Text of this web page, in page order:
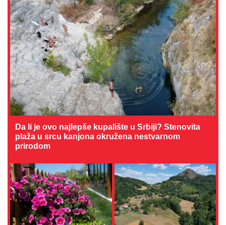
Da li je ovo najlepše kupalište u Srbiji? Stenovita
plaža u srcu kanjona okružena nestvarnom
prirodom